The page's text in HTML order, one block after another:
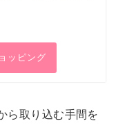
ッピング
ら取り込む手間を